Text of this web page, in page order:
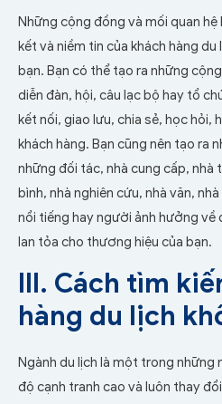
Những cộng đồng và mối quan
kết và niềm tin của khách hàng
bạn. Bạn có thể tạo ra những
diễn đàn, hội, câu lạc bộ hay tổ
kết nối, giao lưu, chia sẻ, học
khách hàng. Bạn cũng nên tạo ra
những đối tác, nhà cung cấp, nhà
bình, nhà nghiên cứu, nhà văn,
nổi tiếng hay người ảnh hưởng về
lan tỏa cho thương hiệu của bạn.
III. Cách tìm
hàng du lịch
Ngành du lịch là một trong những
độ cạnh tranh cao và luôn thay